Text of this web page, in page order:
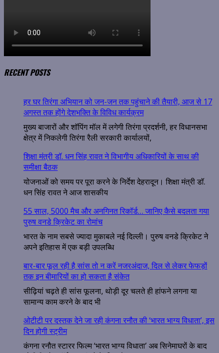
RECENT POSTS
हर घर तिरंगा अभियान को जन-जन तक पहुंचाने की तैयारी, आज से 17
अगस्त तक होंगे देशभक्ति के विविध कार्यक्रम
मुख्य बाजारों और शॉपिंग मॉल में लगेगी तिरंगा प्रदर्शनी, हर विधानसभा
क्षेत्र में निकलेगी तिरंगा रैली सरकारी कार्यालयों,
शिक्षा मंत्री डॉ. धन सिंह रावत ने विभागीय अधिकारियों के साथ की
समीक्षा बैठक
योजनाओं को समय पर पूरा करने के निर्देश देहरादून। शिक्षा मंत्री डॉ.
धन सिंह रावत ने आज शासकीय
55 साल, 5000 मैच और अनगिनत रिकॉर्ड… जानिए कैसे बदलता गया
पुरुष वनडे क्रिकेट का रोमांच
भारत के नाम सबसे ज्यादा मुकाबले नई दिल्ली। पुरुष वनडे क्रिकेट ने
अपने इतिहास में एक बड़ी उपलब्धि
बार-बार फूल रही है सांस तो न करें नजरअंदाज, दिल से लेकर फेफड़ों
तक इन बीमारियों का हो सकता है संकेत
सीढ़ियां चढ़ते ही सांस फूलना, थोड़ी दूर चलते ही हांफने लगना या
सामान्य काम करने के बाद भी
ओटीटी पर दस्तक देने जा रही कंगना रनौत की ‘भारत भाग्य विधाता’, इस
दिन होगी स्ट्रीम
कंगना रनौत स्टारर फिल्म ‘भारत भाग्य विधाता’ अब सिनेमाघरों के बाद